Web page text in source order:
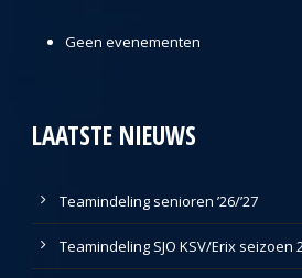
Geen evenementen
LAATSTE NIEUWS
Teamindeling senioren ’26/’27
Teamindeling SJO KSV/Erix seizoen